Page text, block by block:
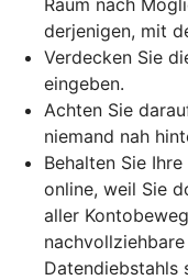
derjenigen, mit
Verdecken Sie
eingeben.
Achten Sie
niemand nah
Behalten Sie
online, weil Sie
aller
Datendiebstahls